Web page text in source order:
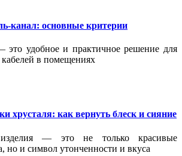
канал: основные критерии
это удобное и практичное решение для
в помещениях
хрусталя: как вернуть блеск и сияние
изделия — это не только красивые
но и символ утонченности и вкуса